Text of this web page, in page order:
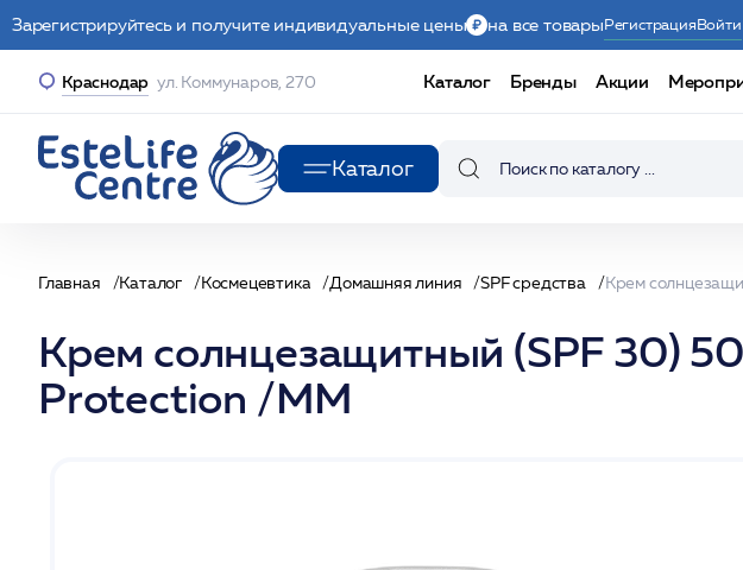
Зарегистрируйтесь и получите индивидуальные цены на все товарыРегистрацияВойти
Краснодар ул. Коммунаров, 270 Каталог Бренды Акции
Каталог
Главная Каталог Космецевтика Домашняя линия SPF средства
Крем солнцезащитный (SPF 30)
Protection /MM